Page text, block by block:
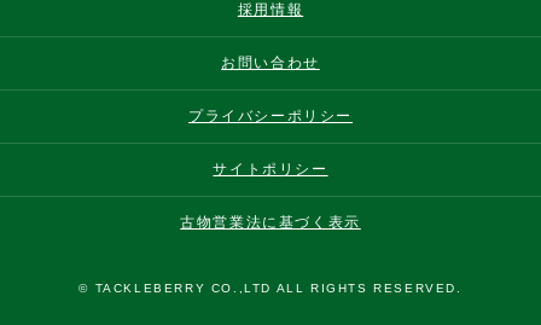
採用情報
お問い合わせ
プライバシーポリシー
サイトポリシー
古物営業法に基づく表示
© TACKLEBERRY CO.,LTD ALL RIGHTS RESERVED.